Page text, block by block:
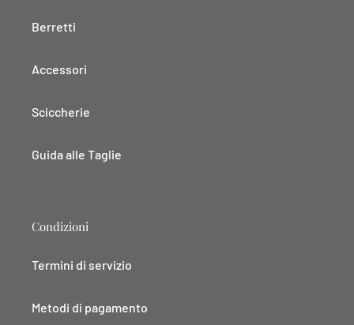
Berretti
Accessori
Sciccherie
Guida alle Taglie
Condizioni
Termini di servizio
Metodi di pagamento